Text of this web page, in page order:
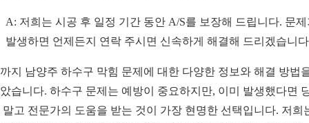
A: 저희는 시공 후 일정 기간 동안 A/S를 보장해 드립니다. 문제
발생하면 언제든지 연락 주시면 신속하게 해결해 드리겠습니
지 남양주 하수구 막힘 문제에 대한 다양한 정보와 해결 방법
습니다. 하수구 문제는 예방이 중요하지만, 이미 발생했다면
말고 전문가의 도움을 받는 것이 가장 현명한 선택입니다. 저희